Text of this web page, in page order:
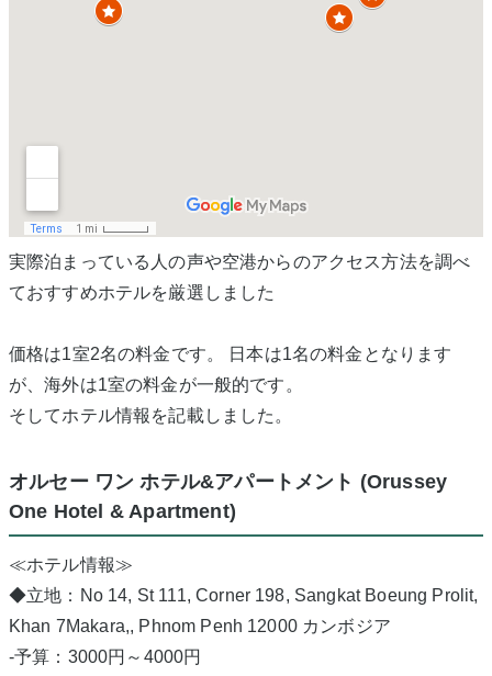
実際泊まっている人の声や空港からのアクセス方法を調べ
ておすすめホテルを厳選しました
価格は1室2名の料金です。 日本は1名の料金となります
が、海外は1室の料金が一般的です。
そしてホテル情報を記載しました。
オルセー ワン ホテル&アパートメント (Orussey
One Hotel & Apartment)
≪ホテル情報≫
◆立地：No 14, St 111, Corner 198, Sangkat Boeung Prolit,
Khan 7Makara,, Phnom Penh 12000 カンボジア
-予算：3000円～4000円